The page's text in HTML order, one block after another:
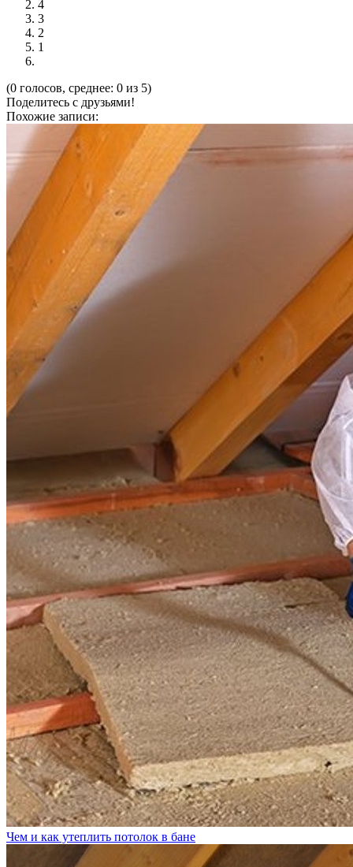
4
3
2
1
(0 голосов, среднее: 0 из 5)
Поделитесь с друзьями!
Похожие записи:
Чем и как утеплить потолок в бане